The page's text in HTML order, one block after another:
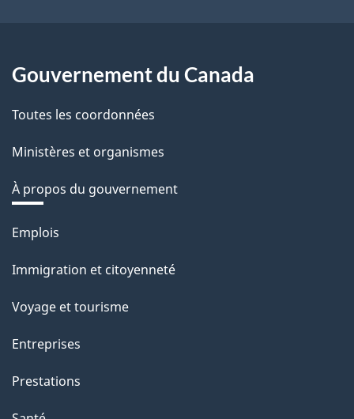
Gouvernement du Canada
Toutes les coordonnées
Ministères et organismes
À propos du gouvernement
Thèmes
sujets
Emplois
Immigration et citoyenneté
Voyage et tourisme
Entreprises
Prestations